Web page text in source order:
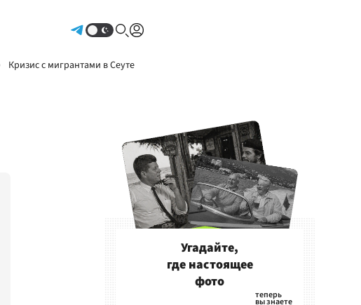
Кризис с мигрантами в Сеуте
Угадайте,
где настоящее
фото